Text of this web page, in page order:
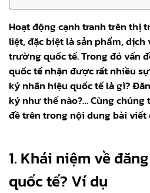
Hoạt động cạnh tranh trên thị
liệt, đặc biệt là sản phẩm,
trường quốc tế. Trong đó vấn
quốc tế nhận được rất nhiều
ký nhãn hiệu quốc tế là gì?
ký như thế nào?… Cùng chúng
đề trên trong nội dung bài
1. Khái niệm về
quốc tế? Ví dụ